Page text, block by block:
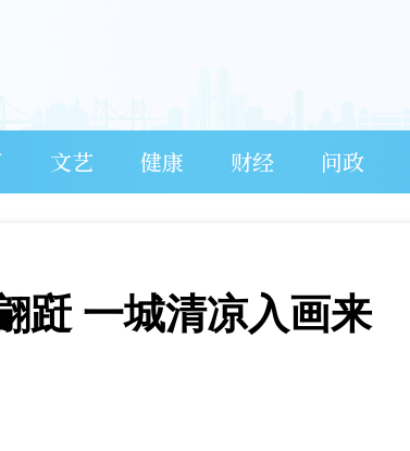
文艺 健康 财经 问政
跹 一城清凉入画来